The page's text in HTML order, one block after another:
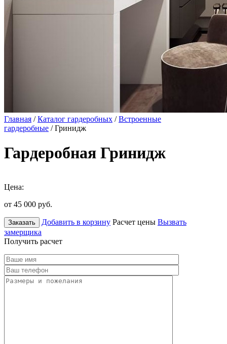
Главная /Каталог гардеробных /Встроенные
гардеробные / Гринидж
Гардеробная Гринидж
Цена:
от 45 000 руб.
Заказать Добавить в корзину Расчет цены Вызвать
замерщика
Получить расчет